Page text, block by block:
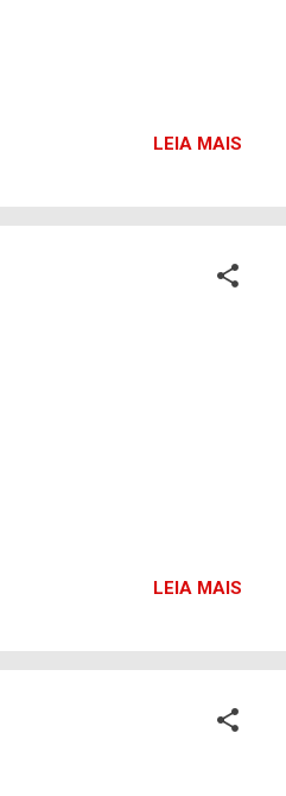
LEIA MAIS
LEIA MAIS